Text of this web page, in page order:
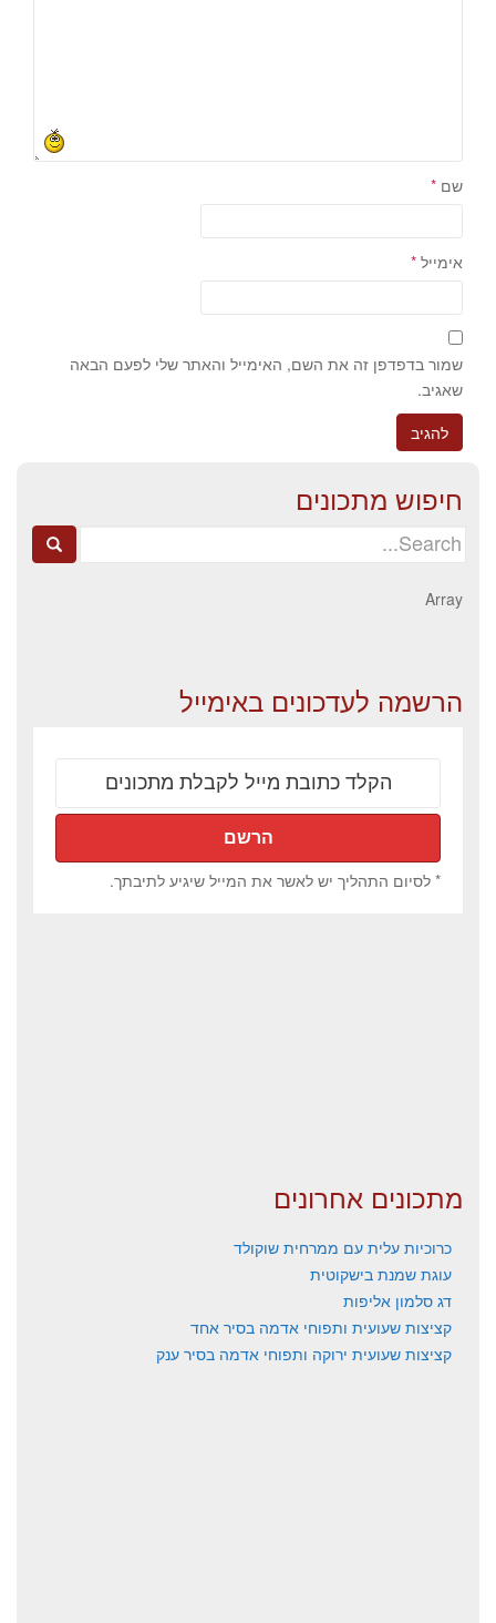
שם *
אימייל *
שמור בדפדפן זה את השם, האימייל והאתר שלי לפעם הבאה
שאגיב.
חיפוש מתכונים
Search
Array
הרשמה לעדכונים באימייל
* לסיום התהליך יש לאשר את המייל שיגיע לתיבתך.
מתכונים אחרונים
כרוכיות עלית עם ממרחית שוקולד
עוגת שמנת בישקוטית
דג סלמון אליפות
קציצות שעועית ותפוחי אדמה בסיר אחד
קציצות שעועית ירוקה ותפוחי אדמה בסיר ענק